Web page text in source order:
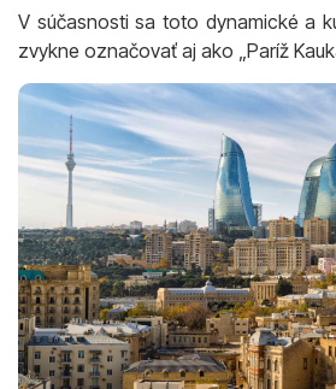
V súčasnosti sa toto dynamické a
zvykne označovať aj ako „Paríž